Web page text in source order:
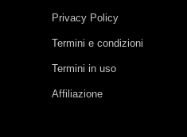
Privacy Policy
Termini e condizioni
Termini in uso
Affiliazione